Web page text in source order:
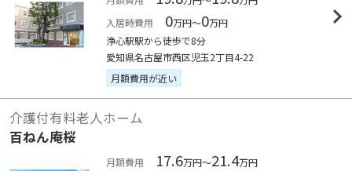
入居時費用
0万円～0万円
浄心駅駅から徒歩で8分
愛知県名古屋市西区児玉2丁目4-22
月額費用が近い
介護付有料老人ホーム
百ねん庵桜
月額費用 17.6万円～21.4万円